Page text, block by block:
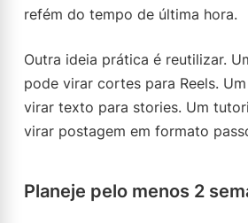
refém do tempo de última hora.
Outra ideia prática é reutilizar.
pode virar cortes para Reels.
virar texto para stories. Um
virar postagem em formato
Planeje pelo menos 2